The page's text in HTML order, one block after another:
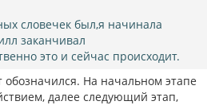
словечек был,я начинала
заканчивал
это и сейчас происходит.
На начальном этапе
далее следующий этап,